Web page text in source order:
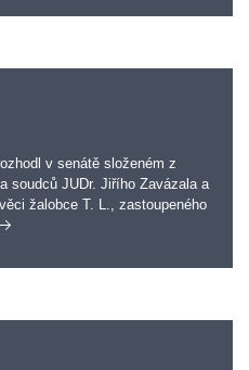
v senátě složeném z
soudců JUDr. Jiřího Zavázala a
žalobce T. L., zastoupeného